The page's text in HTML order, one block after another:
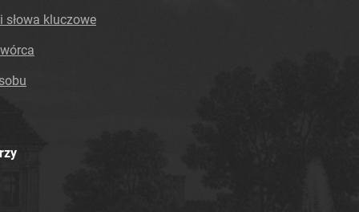
Feliksa Dzierżyńskiego. 1968, nr 29
Tarnowskie Azoty : Organ Samorządu
Feliksa Dzierżyńskiego. 1968, nr 30
Feliksa Dzierżyńskiego. 1968, nr 31
słowa kluczowe